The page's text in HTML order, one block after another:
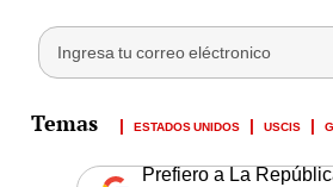
ESTADOS UNIDOS USCIS
Prefiero a La